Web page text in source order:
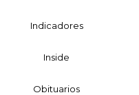
Indicadores
Inside
Obituarios